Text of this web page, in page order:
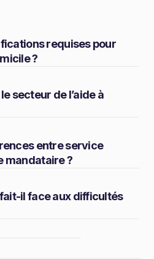
requises pour
?
secteur de l’aide à
entre service
mandataire ?
il face aux difficultés